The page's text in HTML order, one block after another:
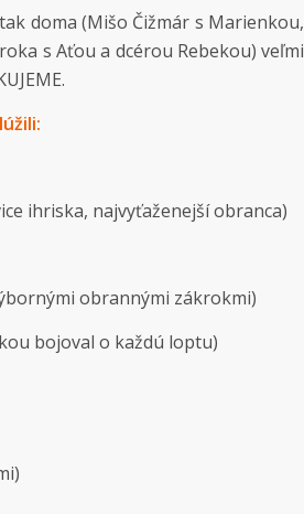
doma (Mišo Čižmár s Marienkou,
s Aťou a dcérou Rebekou) veľmi
ihriska, najvyťaženejší obranca)
obrannými zákrokmi)
bojoval o každú loptu)